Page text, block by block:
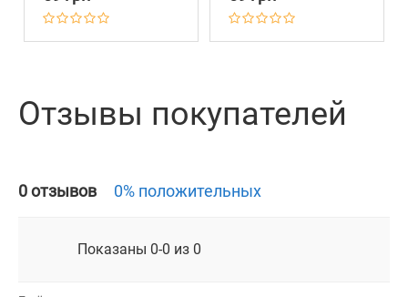
Отзывы покупателей
0 отзывов 0% положительных
Показаны 0-0 из 0